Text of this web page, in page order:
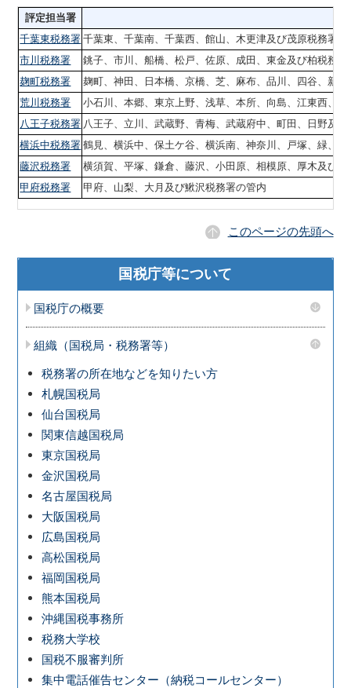
評定担当署
千葉東税務署 千葉東、千葉南、千葉西、館山、木更津及び茂原税務署の
市川税務署
銚子、市川、船橋、松戸、佐原、成田、東金及び柏税務署
麹町税務署
麹町、神田、日本橋、京橋、芝、麻布、品川、四谷、新
荒川税務署
小石川、本郷、東京上野、浅草、本所、向島、江東西、
八王子税務署 八王子、立川、武蔵野、青梅、武蔵府中、町田、日野及
横浜中税務署 鶴見、横浜中、保土ケ谷、横浜南、神奈川、戸塚、緑、
藤沢税務署
横須賀、平塚、鎌倉、藤沢、小田原、相模原、厚木及び
甲府税務署
甲府、山梨、大月及び鰍沢税務署の管内
このページの先頭へ
国税庁等について
国税庁の概要
組織（国税局・税務署等）
税務署の所在地などを知りたい方
札幌国税局
仙台国税局
関東信越国税局
東京国税局
金沢国税局
名古屋国税局
大阪国税局
広島国税局
高松国税局
福岡国税局
熊本国税局
沖縄国税事務所
税務大学校
国税不服審判所
集中電話催告センター（納税コールセンター）